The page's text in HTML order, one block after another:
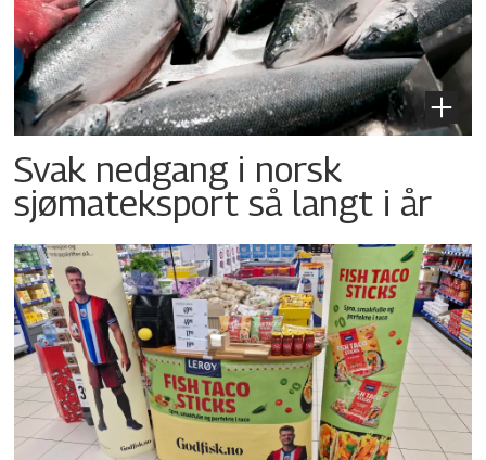
Svak nedgang i norsk
sjømateksport så langt i år